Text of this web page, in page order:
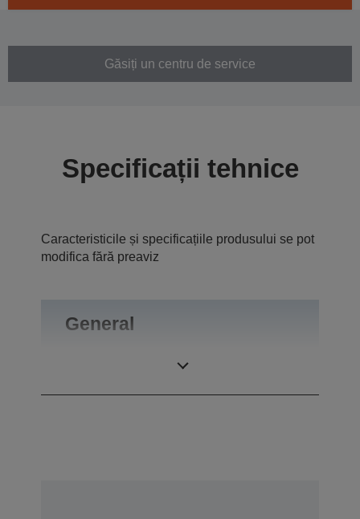
Găsiți un centru de service
Specificații tehnice
Caracteristicile și specificațiile produsului se pot
modifica fără preaviz
General